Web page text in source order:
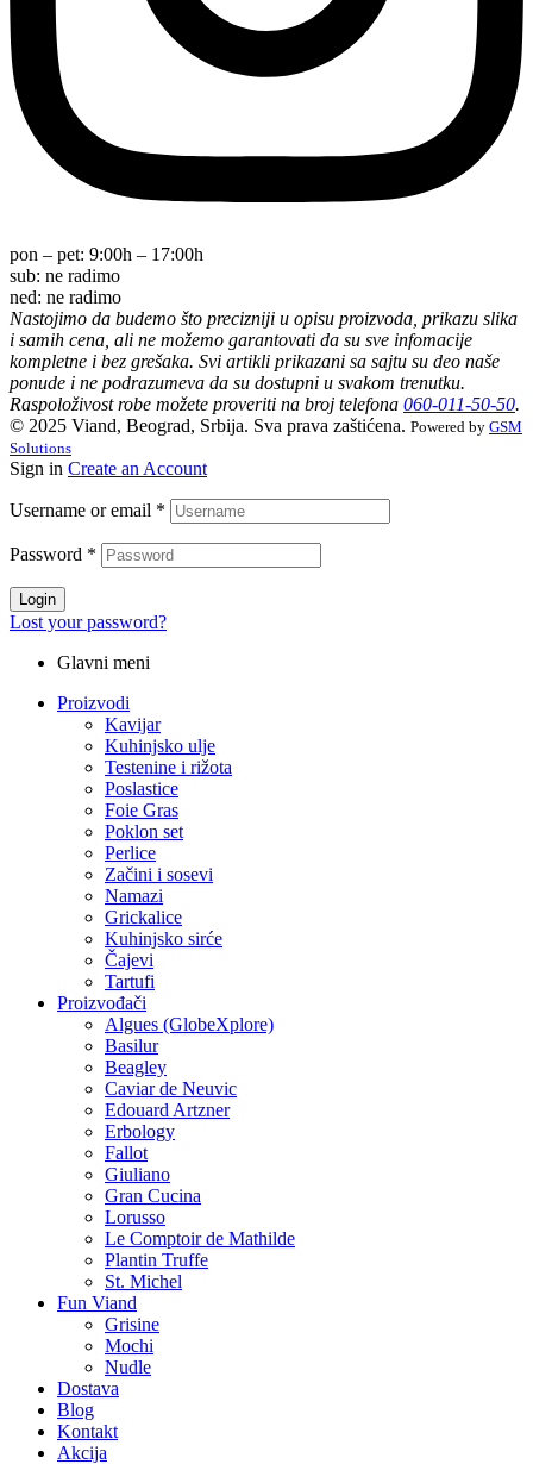
pon – pet: 9:00h – 17:00h
sub: ne radimo
ned: ne radimo
Nastojimo da budemo što precizniji u opisu proizvoda, prikazu slika
i samih cena, ali ne možemo garantovati da su sve infomacije
kompletne i bez grešaka. Svi artikli prikazani sa sajtu su deo naše
ponude i ne podrazumeva da su dostupni u svakom trenutku.
Raspoloživost robe možete proveriti na broj telefona 060-011-50-50.
© 2025 Viand, Beograd, Srbija. Sva prava zaštićena. Powered by GSM
Solutions
Sign in Create an Account
Username or email *
Password *
Login
Lost your password?
Glavni meni
Proizvodi
Kavijar
Kuhinjsko ulje
Testenine i rižota
Poslastice
Foie Gras
Poklon set
Perlice
Začini i sosevi
Namazi
Grickalice
Kuhinjsko sirće
Čajevi
Tartufi
Proizvođači
Algues (GlobeXplore)
Basilur
Beagley
Caviar de Neuvic
Edouard Artzner
Erbology
Fallot
Giuliano
Gran Cucina
Lorusso
Le Comptoir de Mathilde
Plantin Truffe
St. Michel
Fun Viand
Grisine
Mochi
Nudle
Dostava
Blog
Kontakt
Akcija